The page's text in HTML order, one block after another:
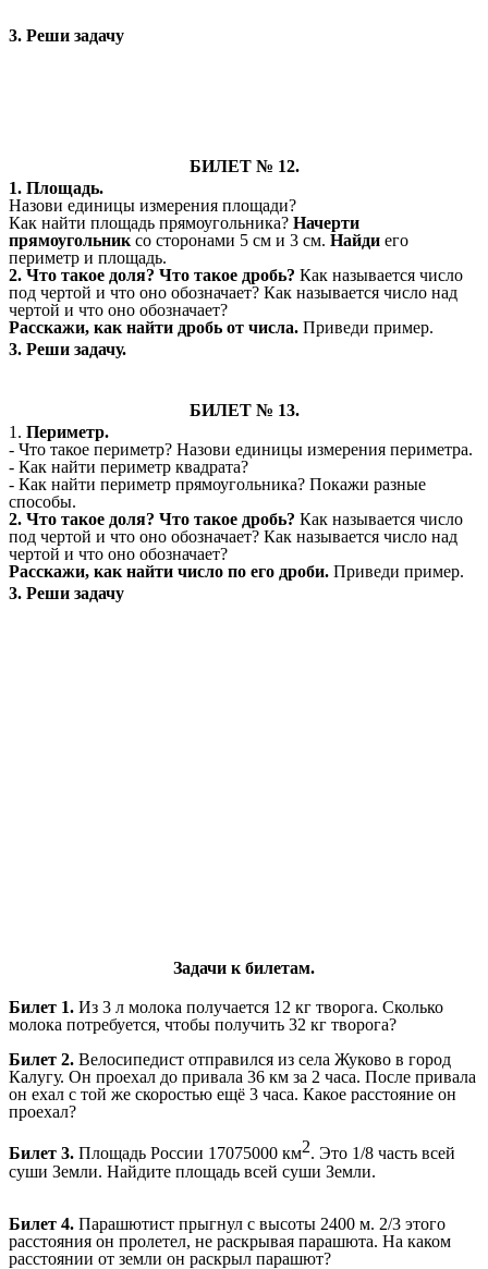
3. Реши задачу
БИЛЕТ № 12.
1. Площадь.
Назови единицы измерения площади?
Как найти площадь прямоугольника? Начерти
прямоугольник со сторонами 5 см и 3 см. Найди его
периметр и площадь.
2. Что такое доля? Что такое дробь? Как называется число
под чертой и что оно обозначает? Как называется число над
чертой и что оно обозначает?
Расскажи, как найти дробь от числа. Приведи пример.
3. Реши задачу.
БИЛЕТ № 13.
1. Периметр.
- Что такое периметр? Назови единицы измерения периметра.
- Как найти периметр квадрата?
- Как найти периметр прямоугольника? Покажи разные
способы.
2. Что такое доля? Что такое дробь? Как называется число
под чертой и что оно обозначает? Как называется число над
чертой и что оно обозначает?
Расскажи, как найти число по его дроби. Приведи пример.
3. Реши задачу
Задачи к билетам.
Билет 1. Из 3 л молока получается 12 кг творога. Сколько
молока потребуется, чтобы получить 32 кг творога?
Билет 2. Велосипедист отправился из села Жуково в город
Калугу. Он проехал до привала 36 км за 2 часа. После привала
он ехал с той же скоростью ещё 3 часа. Какое расстояние он
проехал?
Билет 3. Площадь России 17075000 км2. Это 1/8 часть всей
суши Земли. Найдите площадь всей суши Земли.
Билет 4. Парашютист прыгнул с высоты 2400 м. 2/3 этого
расстояния он пролетел, не раскрывая парашюта. На каком
расстоянии от земли он раскрыл парашют?